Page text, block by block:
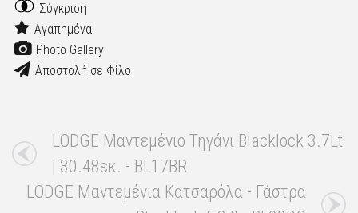
Σύγκριση
Αγαπημένα
Photo Gallery
Αποστολή σε Φίλο
LODGE Μαντεμένιο Τηγάνι Blacklock 3.7Lt
| 30.48εκ. - BL17BR
LODGE Μαντεμένια Κατσαρόλα - Γάστρα